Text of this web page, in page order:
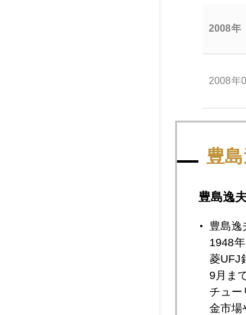
2008年
2008年
2008年
2008年
2008年
豊
豊島逸
豊島逸
1948
菱UFJ
9月ま
チュー
金市場